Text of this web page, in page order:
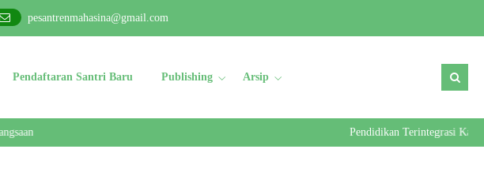
pesantrenmahasina@gmail.com
Pendaftaran Santri Baru Publishing Arsip
Pendidikan Terintegrasi Kader